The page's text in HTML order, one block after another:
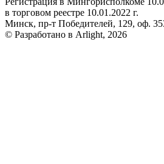
в торговом реестре 10.01.2022 г.
Минск, пр-т Победителей, 129, оф.
© Разработано в Arlight, 2026